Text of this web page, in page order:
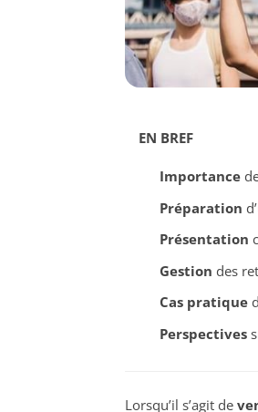
EN BREF
Importance
Préparation
Présentation
Gestion des
Cas pratique
Perspectives
Lorsqu’il s’agit de